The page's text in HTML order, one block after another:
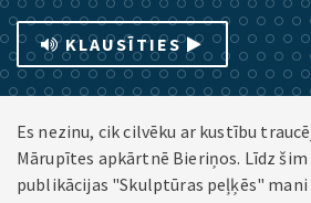
KLAUSĪTIES
Es nezinu, cik cilvēku ar kustību
Mārupītes apkārtnē Bieriņos. Līdz šim
publikācijas "Skulptūras peļķēs" mani